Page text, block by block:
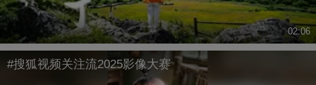
02:06
#搜狐视频关注流2025影像大赛